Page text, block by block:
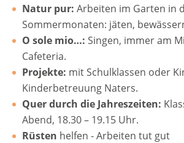
Natur pur: Arbeiten im Garten in
Sommermonaten: jäten,
O sole mio…: Singen, immer am
Cafeteria.
Projekte: mit Schulklassen oder
Kinderbetreuung Naters.
Quer durch die Jahreszeiten:
Abend, 18.30 – 19.15 Uhr.
Rüsten helfen -Arbeiten tut gut